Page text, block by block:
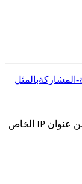
المشاركةبالمثل
لم تقم بالولوج. لكي تنسب المساهمة إليك بدلا من عنوان IP الخاص